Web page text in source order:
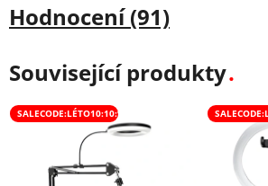
Hodnocení (91)
Související produkty
SALECODE:LÉTO10:10:%